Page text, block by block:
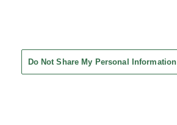
Do Not Share My Personal Information